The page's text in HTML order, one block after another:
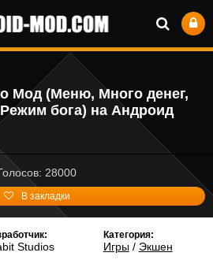
Мод (Меню, Много денег,
бога) на Андроид
28000
В закладки
Studios
Категория:
Игры/ Экшен